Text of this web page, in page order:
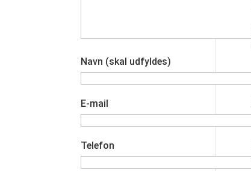
Navn (skal udfyldes)
E-mail
Telefon